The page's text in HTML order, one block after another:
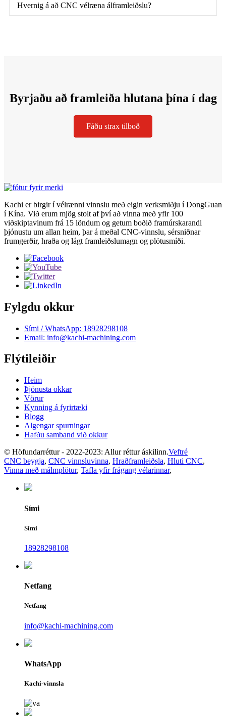
Hvernig á að CNC vélræna álframleiðslu?
Byrjaðu að framleiða hlutana þína í dag
Fáðu strax tilboð
Kachi er birgir í vélrænni vinnslu með eigin verksmiðju í DongGuan
í Kína. Við erum mjög stolt af því að vinna með yfir 100
viðskiptavinum frá 15 löndum og getum boðið framúrskarandi
þjónustu um allan heim, þar á meðal CNC-vinnslu, sérsniðnar
frumgerðir, hraða og lágt framleiðslumagn og plötusmíði.
Fylgdu okkur
Sími / WhatsApp: 18928298108
Email: info@kachi-machining.com
Flýtileiðir
Heim
Þjónusta okkar
Vörur
Kynning á fyrirtæki
Blogg
Algengar spurningar
Hafðu samband við okkur
© Höfundarréttur - 2022-2023: Allur réttur áskilinn.Veftré
CNC beygja, CNC vinnsluvinna, Hraðframleiðsla, Hluti CNC,
Vinna með málmplötur, Tafla yfir frágang vélarinnar,
Sími
Sími
18928298108
Netfang
Netfang
info@kachi-machining.com
WhatsApp
Kachi-vinnsla